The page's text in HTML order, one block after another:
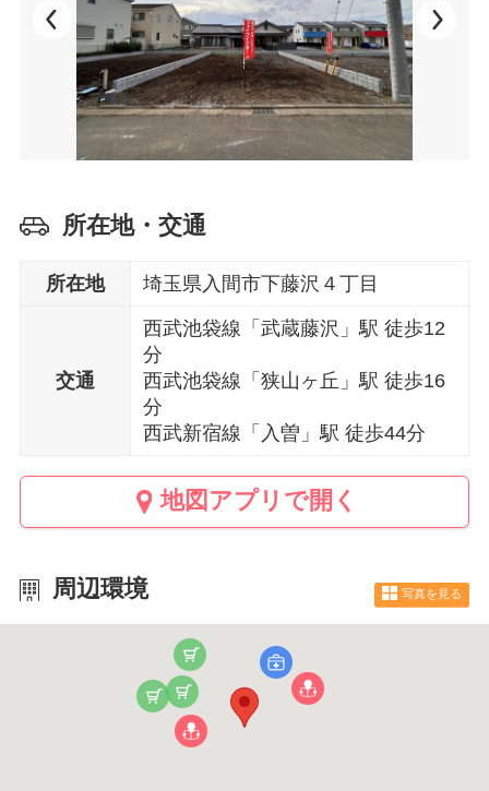
所在地・交通
所在地 埼玉県入間市下藤沢４丁目
交通
西武池袋線「武蔵藤沢」駅 徒歩12
分
西武池袋線「狭山ヶ丘」駅 徒歩16
分
西武新宿線「入曽」駅 徒歩44分
地図アプリで開く
周辺環境 写真を見る